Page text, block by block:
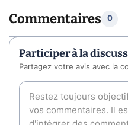
Commentaires 0
Participer à la
Partagez votre avis avec la